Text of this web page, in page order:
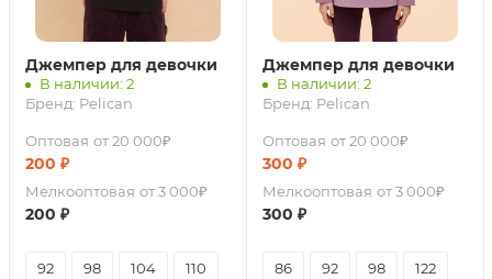
Джемпер для девочки
В наличии: 2
Бренд: Pelican
Оптовая от 20 000₽
200 ₽
Мелкооптовая от 3 000₽
200 ₽
92 98 104 110
Джемпер для девочки
В наличии: 2
Бренд: Pelican
Оптовая от 20 000₽
300 ₽
Мелкооптовая от 3 000₽
300 ₽
86 92 98 122